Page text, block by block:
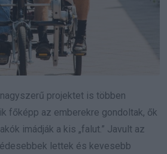
projektet is többen
főképp az emberekre gondoltak, ők
imádják a kis „falut.” Javult az
lettek és kevesebb